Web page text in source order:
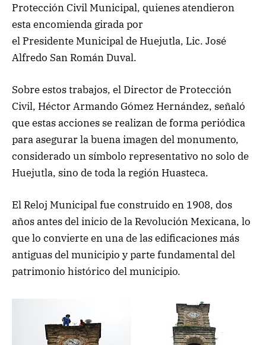
Protección Civil Municipal, quienes atendieron
esta encomienda girada por
el Presidente Municipal de Huejutla, Lic. José
Alfredo San Román Duval.
Sobre estos trabajos, el Director de Protección
Civil, Héctor Armando Gómez Hernández, señaló
que estas acciones se realizan de forma periódica
para asegurar la buena imagen del monumento,
considerado un símbolo representativo no solo de
Huejutla, sino de toda la región Huasteca.
El Reloj Municipal fue construido en 1908, dos
años antes del inicio de la Revolución Mexicana, lo
que lo convierte en una de las edificaciones más
antiguas del municipio y parte fundamental del
patrimonio histórico del municipio.